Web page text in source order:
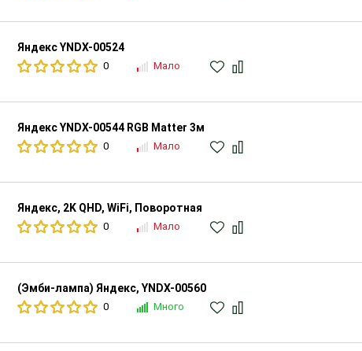
Яндекс YNDX-00524
0 Мало
Яндекс YNDX-00544 RGB Matter 3м
0 Мало
Яндекс, 2K QHD, WiFi, Поворотная
0 Мало
(Эмби-лампа) Яндекс, YNDX-00560
0 Много